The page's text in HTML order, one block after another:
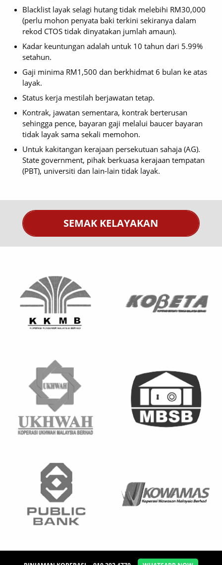
Blacklist layak selagi hutang tidak melebihi RM30,000
(perlu mohon penyata baki terkini sekiranya dalam
rekod CTOS tidak dinyatakan jumlah amaun).
Kadar keuntungan adalah untuk 10 tahun dari 5.99%
setahun.
Gaji minima RM1,500 dan berkhidmat 6 bulan ke atas
layak.
Status kerja mestilah berjawatan tetap.
Kontrak, jawatan sementara, kontrak berterusan
sehingga pence, bayaran gaji melalui baucer bayaran
tidak layak sama sekali memohon.
Untuk kakitangan kerajaan persekutuan sahaja (AG).
State government, pihak berkuasa kerajaan tempatan
(PBT), universiti dan lain-lain tidak layak.
SEMAK KELAYAKAN